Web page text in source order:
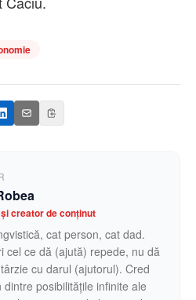
creator de conținut
cat person, cat dad.
cel ce dă (ajută) repede, nu dă
cu darul (ajutorul). Cred
posibilitățile infinite ale